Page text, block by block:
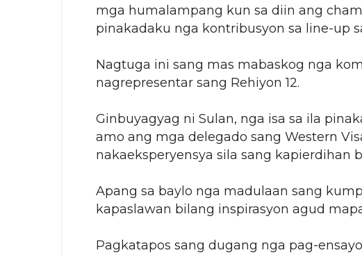
mga humalampang kun sa diin ang
pinakadaku nga kontribusyon sa line-up
Nagtuga ini sang mas mabaskog nga
nagrepresentar sang Rehiyon 12.
Ginbuyagyag ni Sulan, nga isa sa ila
amo ang mga delegado sang Western
nakaeksperyensya sila sang kapierdihan
Apang sa baylo nga madulaan sang
kapaslawan bilang inspirasyon agud
Pagkatapos sang dugang nga pag-